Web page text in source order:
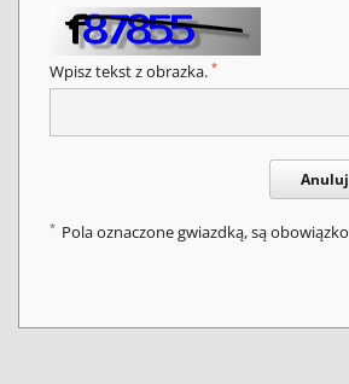
Wpisz tekst z obrazka. *
Anuluj
* Pola oznaczone gwiazdką, są